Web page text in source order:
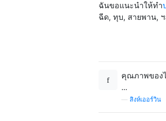
ฉันขอแนะนำให้ทำ
ฉีด, ทุบ, สายพาน,
คุณภาพของ
...
สิงห์เออร์วิน